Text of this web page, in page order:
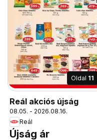
Oldal 11
Reál akciós újság
08.05. - 2026.08.16.
Reál
Újság ár